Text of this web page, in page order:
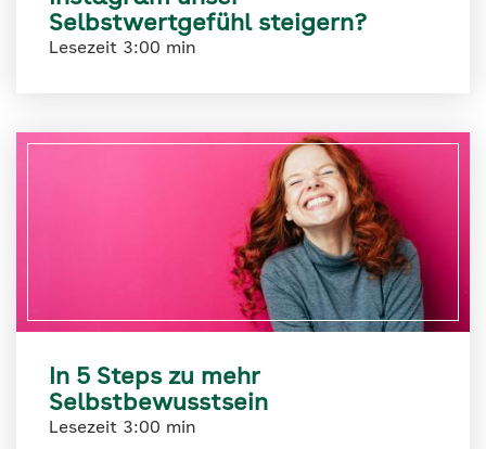
Selbstwertgefühl steigern?
Lesezeit 3:00 min
In 5 Steps zu mehr
Selbstbewusstsein
Lesezeit 3:00 min